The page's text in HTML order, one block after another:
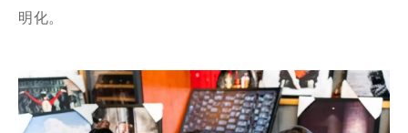
明化。